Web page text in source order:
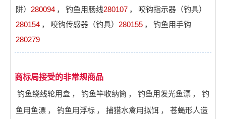
阱） 280094 ， 钓鱼用肠线280107 ，
咬钩指示器（钓具）
280154 ， 咬钩传感器（钓具） 280155 ，
钓鱼用手钩
280279
商标局接受的非常规商品
钓鱼绕线轮用盒 ， 钓鱼竿收纳筒 ， 钓鱼用发光鱼漂 ，
钓
鱼用鱼漂 ， 钓鱼用浮标 ， 捕猎水禽用拟饵 ，
苍蝇形人造